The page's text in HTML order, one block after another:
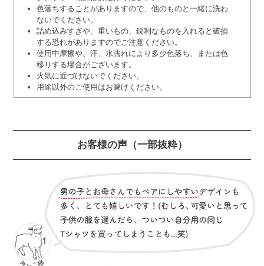
色落ちすることがありますので、他のものと一緒に洗わ
ないでください。
詰め込みすぎや、重いもの、鋭利なものを入れると破損
する恐れがありますのでご注意ください。
使用中摩擦や、汗、水濡れにより多少色落ち、または色
移りする場合がございます。
火気に近づけないでください。
用途以外のご使用はお避けください。
お客様の声（一部抜粋）